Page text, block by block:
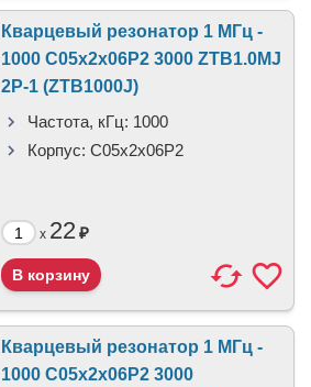
Кварцевый резонатор 1 МГц -
1000 C05x2x06P2 3000 ZTB1.0MJ
2P-1 (ZTB1000J)
Частота, кГц: 1000
Корпус: C05x2x06P2
x 22₽
Кварцевый резонатор 1 МГц -
1000 C05x2x06P2 3000